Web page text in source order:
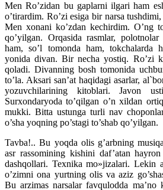
Men Ro’zidan bu gaplarni ilgari ham
o’tirardim. Ro’zi esiga bir narsa
Men xonani ko’zdan kechirdim. O’ng
qo’yilgan. Orqasida rasmlar,
ham, so’l tomonda ham, tokchalarda
yonida divan. Bir necha yostiq. Ro’zi
qoladi. Divanning bosh tomonida
to’la. Aksari san’at haqidagi asarlar,
yozuvchilarining kitoblari. Javon
Surxondaryoda to’qilgan o’n xildan
mukki. Bitta ustunga turli nav
o’sha yoqning po’stagi to’shab qo’yilgan.
Tavba!.. Bu yoqda olis g’arbning
asr rassomining kishini daf’atan
dashqollari. Texnika mo»jizalari. Lekin
o’zimni ona yurtning olis va aziz
Bu arzimas narsalar favqulodda ma’no